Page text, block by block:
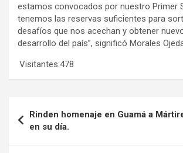
estamos convocados por nuestro Primer
tenemos las reservas suficientes para
desafíos que nos acechan y obtener
desarrollo del país”, significó Morales
Visitantes:478
de
entradas
Rinden homenaje en Guamá a
en su día.